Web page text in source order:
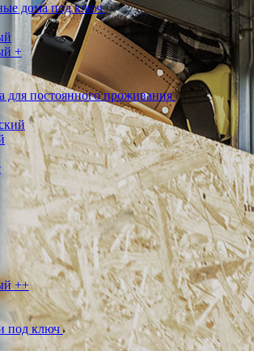
дома под ключ
+
для постоянного проживания
++
под ключ